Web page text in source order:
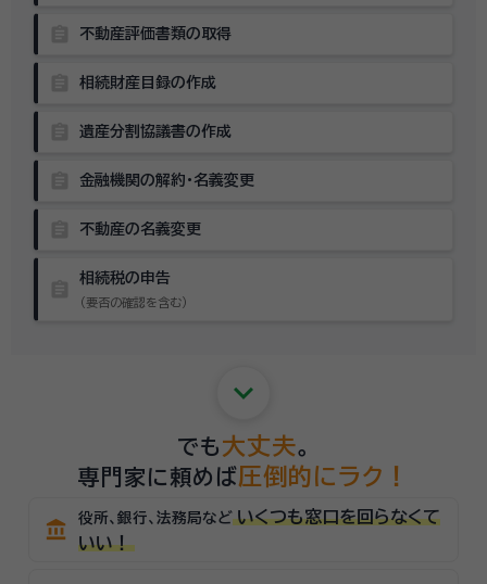
不動産評価書類の取得
相続財産目録の作成
遺産分割協議書の作成
金融機関の解約・名義変更
不動産の名義変更
相続税の申告
（要否の確認を含む）
keyboard_arrow_down
でも 大丈夫。
専門家に頼めば圧倒的にラク！
account_balance 役所、銀行、法務局など いくつも窓口を回らなくて
いい！